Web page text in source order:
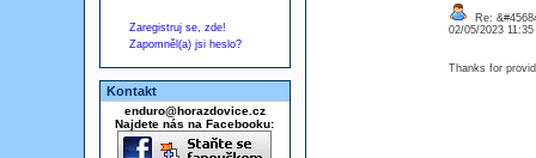
Zaregistruj se, zde!
Zapomněl(a) jsi heslo?
Kontakt
enduro@horazdovice.cz
Najdete nás na Facebooku:
Re:
02/05/2023
Thanks for